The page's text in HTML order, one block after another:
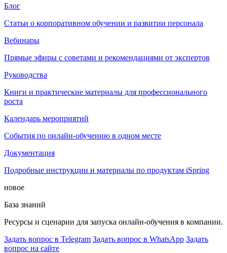
Блог
Статьи о корпоративном обучении и развитии персонала
Вебинары
Прямые эфиры с советами и рекомендациями от экспертов
Руководства
Книги и практические материалы для профессионального
роста
Календарь мероприятий
События по онлайн-обучению в одном месте
Документация
Подробные инструкции и материалы по продуктам iSpring
новое
База знаний
Ресурсы и сценарии для запуска онлайн-обучения в компании.
Задать вопрос в Telegram Задать вопрос в WhatsApp Задать
вопрос на сайте